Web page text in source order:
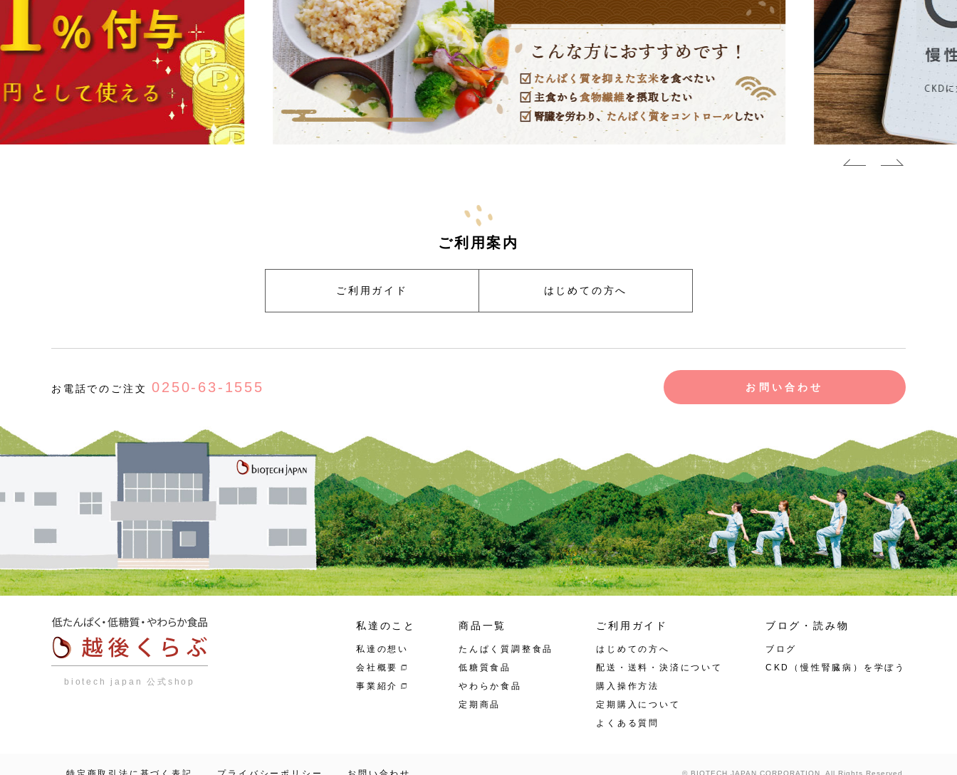
ご利用案内
ご利用ガイド はじめての方へ
お電話でのご注文0250-63-1555 お問い合わせ
biotech japan 公式shop
私達のこと
私達の想い
会社概要
事業紹介
商品一覧
たんぱく質調整食品
低糖質食品
やわらか食品
定期商品
ご利用ガイド
はじめての方へ
配送・送料・決済について
購入操作方法
定期購入について
よくある質問
ブログ・読み物
ブログ
CKD（慢性腎臓病）を学ぼう
© BIOTECH JAPAN CORPORATION . All Rights Reserved.